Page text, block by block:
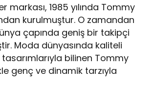
markası, 1985 yılında Tommy
kurulmuştur. O zamandan
çapında geniş bir takipçi
Moda dünyasında kaliteli
tasarımlarıyla bilinen Tommy
genç ve dinamik tarzıyla